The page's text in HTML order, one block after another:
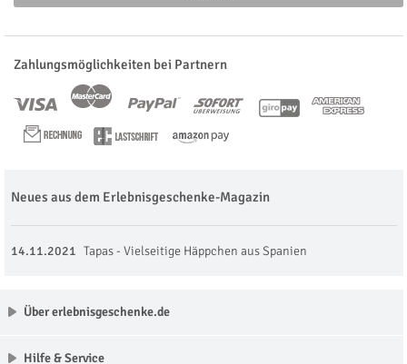
Zahlungsmöglichkeiten bei Partnern
Neues aus dem Erlebnisgeschenke-Magazin
14.11.2021 Tapas - Vielseitige Häppchen aus Spanien
Über erlebnisgeschenke.de
Hilfe & Service